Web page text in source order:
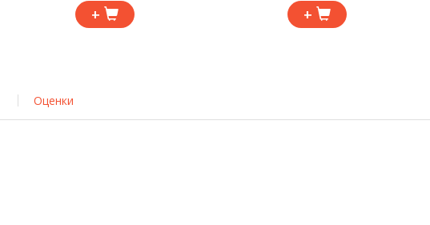
+ +
Оценки